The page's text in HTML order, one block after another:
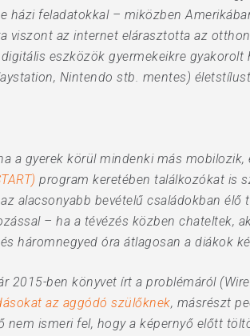
házi feladatokkal – miközben
viszont az internet elárasztotta az
eszközök gyermekeikre
Nintendo stb. mentes)
a gyerek körül mindenki más
program keretében találkozókat is
alacsonyabb bevételű családokban
– ha a tévézés közben chateltek,
háromnegyed óra átlagosan a diákok
2015-ben könyvet írt a problémáról
az aggódó szülőknek, másrészt
ismeri fel, hogy a képernyő előtt